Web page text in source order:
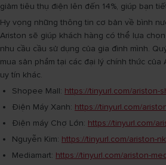
giảm tiêu thụ điện lên đến 14%, giúp bạn
Hy vọng những thông tin cơ bản về bình
Ariston sẽ giúp khách hàng có thể lựa
nhu cầu cầu sử dụng của gia đình mình.
mua sản phẩm tại các đại lý chính thức
uy tín khác.
Shopee Mall: https://tinyurl.com/ariston-
Điện Máy Xanh: https://tinyurl.com/
Điện máy Chợ Lớn: https://tinyurl.com/
Nguyễn Kim: https://tinyurl.com/ariston-nk
Mediamart: https://tinyurl.com/ariston-